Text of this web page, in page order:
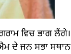
ਵਿਚ ਭਾਗ ਲੈਂਗੇ।
ਦੇ ਜਨ ਸਭਾ ਸਥਾਨ